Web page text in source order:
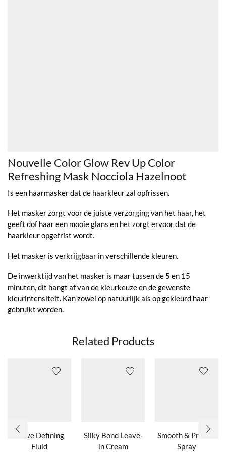
Nouvelle Color Glow Rev Up Color
Refreshing Mask Nocciola Hazelnoot
Is een haarmasker dat de haarkleur zal opfrissen.
Het masker zorgt voor de juiste verzorging van het haar, het
geeft dof haar een mooie glans en het zorgt ervoor dat de
haarkleur opgefrist wordt.
Het masker is verkrijgbaar in verschillende kleuren.
De inwerktijd van het masker is maar tussen de 5 en 15
minuten, dit hangt af van de kleurkeuze en de gewenste
kleurintensiteit. Kan zowel op natuurlijk als op gekleurd haar
gebruikt worden.
Related Products
Wave Defining
Fluid
Silky Bond Leave-
in Cream
Smooth & Protect
Spray